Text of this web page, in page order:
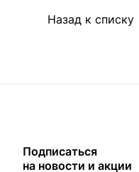
Назад к списку
Подписаться
на новости и акции